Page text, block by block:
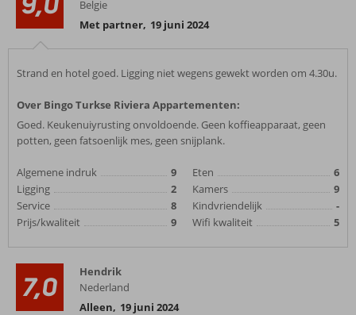
Belgie
Met partner, 19 juni 2024
Strand en hotel goed. Ligging niet wegens gewekt worden om 4.30u.
Over Bingo Turkse Riviera Appartementen:
Goed. Keukenuiyrusting onvoldoende. Geen koffieapparaat, geen
potten, geen fatsoenlijk mes, geen snijplank.
Algemene indruk
9
Ligging
2
Service
8
Prijs/kwaliteit
9
Eten
6
Kamers
9
Kindvriendelijk
-
Wifi kwaliteit
5
7,0
Hendrik
Nederland
Alleen, 19 juni 2024